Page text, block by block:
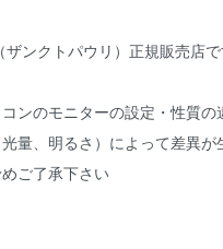
ザンクトパウリ）正規販売店
ンのモニターの設定・性質の
量、明るさ）によって差異が
ご了承下さい